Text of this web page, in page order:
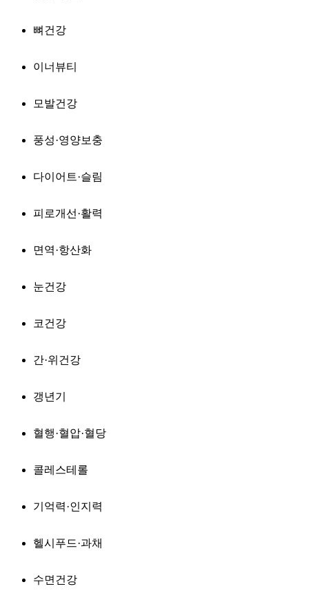
뼈건강
이너뷰티
모발건강
풍성·영양보충
다이어트·슬림
피로개선·활력
면역·항산화
눈건강
코건강
간·위건강
갱년기
혈행·혈압·혈당
콜레스테롤
기억력·인지력
헬시푸드·과채
수면건강